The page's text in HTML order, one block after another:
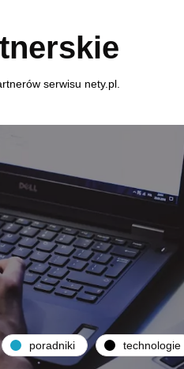
serwisu nety.pl.
poradniki technologie